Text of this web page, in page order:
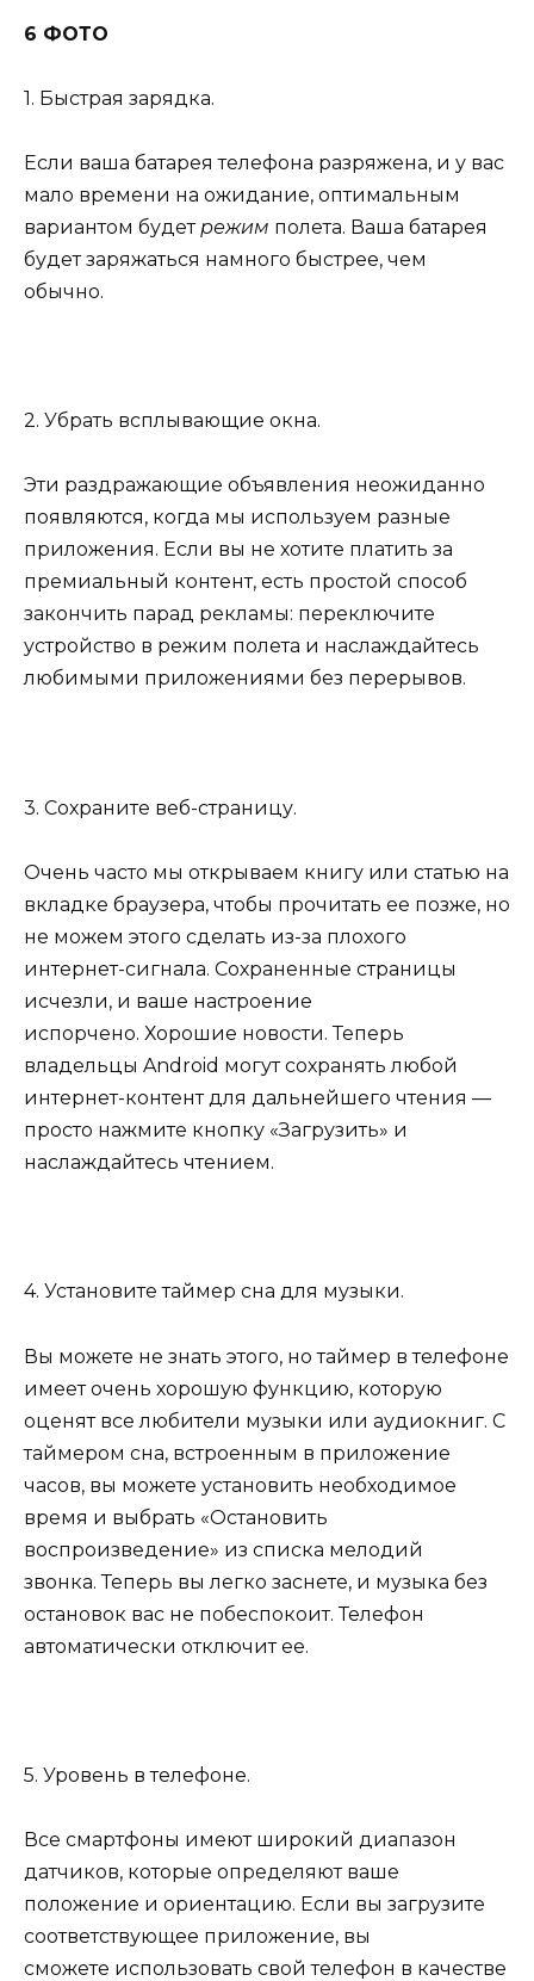
6 ФОТО
1. Быстрая зарядка.
Если ваша батарея телефона разряжена, и у вас
мало времени на ожидание, оптимальным
вариантом будетрежим полета. Ваша батарея
будет заряжаться намного быстрее, чем
обычно.
2. Убрать всплывающие окна.
Эти раздражающие объявления неожиданно
появляются, когда мы используем разные
приложения. Если вы не хотите платить за
премиальный контент, есть простой способ
закончить парад рекламы: переключите
устройство в режим полета и наслаждайтесь
любимыми приложениями без перерывов.
3. Сохраните веб-страницу.
Очень часто мы открываем книгу или статью на
вкладке браузера, чтобы прочитать ее позже, но
не можем этого сделать из-за плохого
интернет-сигнала. Сохраненные страницы
исчезли, и ваше настроение
испорчено. Хорошие новости. Теперь
владельцы Android могут сохранять любой
интернет-контент для дальнейшего чтения —
просто нажмите кнопку «Загрузить» и
наслаждайтесь чтением.
4. Установите таймер сна для музыки.
Вы можете не знать этого, но таймер в телефоне
имеет очень хорошую функцию, которую
оценят все любители музыки или аудиокниг. С
таймером сна, встроенным в приложение
часов, вы можете установить необходимое
время и выбрать «Остановить
воспроизведение» из списка мелодий
звонка. Теперь вы легко заснете, и музыка без
остановок вас не побеспокоит. Телефон
автоматически отключит ее.
5. Уровень в телефоне.
Все смартфоны имеют широкий диапазон
датчиков, которые определяют ваше
положение и ориентацию. Если вы загрузите
соответствующее приложение, вы
сможете использовать свой телефон в качестве